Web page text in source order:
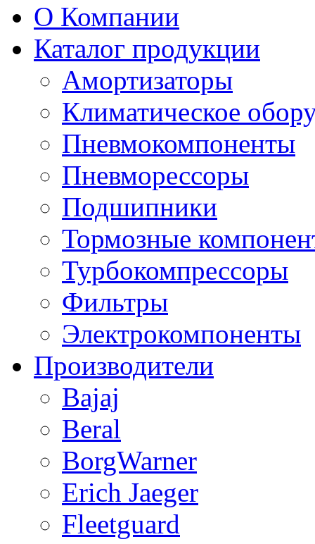
О Компании
Каталог продукции
Амортизаторы
Климатическое
Пневмокомпоненты
Пневморессоры
Подшипники
Тормозные
Турбокомпрессоры
Фильтры
Электрокомпоненты
Производители
Bajaj
Beral
BorgWarner
Erich Jaeger
Fleetguard